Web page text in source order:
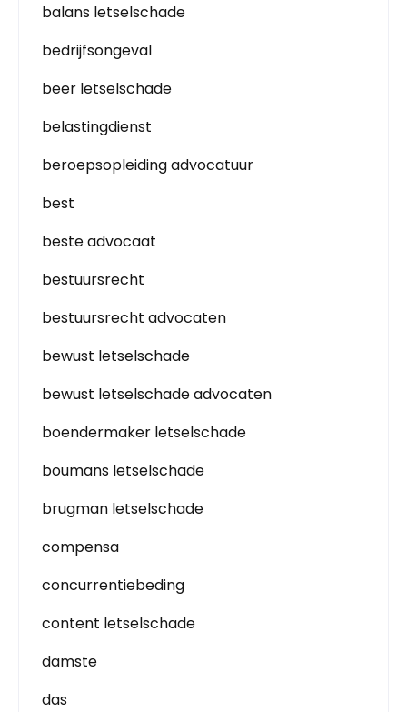
balans letselschade
bedrijfsongeval
beer letselschade
belastingdienst
beroepsopleiding advocatuur
best
beste advocaat
bestuursrecht
bestuursrecht advocaten
bewust letselschade
bewust letselschade advocaten
boendermaker letselschade
boumans letselschade
brugman letselschade
compensa
concurrentiebeding
content letselschade
damste
das